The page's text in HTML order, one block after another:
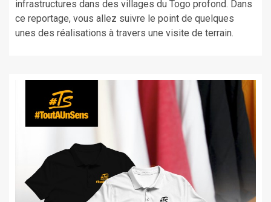
infrastructures dans des villages du Togo profond. Dans
ce reportage, vous allez suivre le point de quelques
unes des réalisations à travers une visite de terrain.